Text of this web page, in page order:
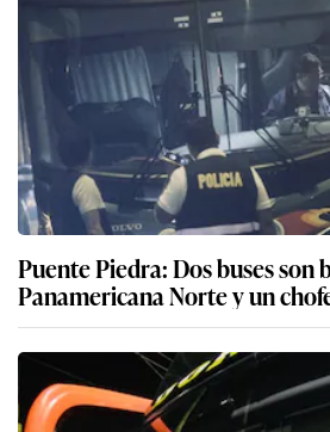
Puente Piedra: Dos buses son
Panamericana Norte y un